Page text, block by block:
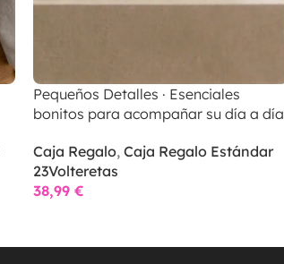
Pequeños Detalles · Esenciales
bonitos para acompañar su día a día
Caja Regalo, Caja Regalo Estándar
23Volteretas
38,99 €